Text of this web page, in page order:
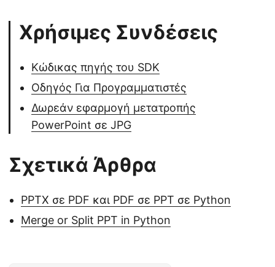
Χρήσιμες Συνδέσεις
Κώδικας πηγής του SDK
Οδηγός Για Προγραμματιστές
Δωρεάν εφαρμογή μετατροπής
PowerPoint σε JPG
Σχετικά Άρθρα
PPTX σε PDF και PDF σε PPT σε Python
Merge or Split PPT in Python